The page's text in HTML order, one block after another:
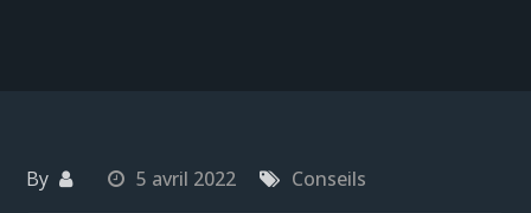
By 5 avril 2022 Conseils